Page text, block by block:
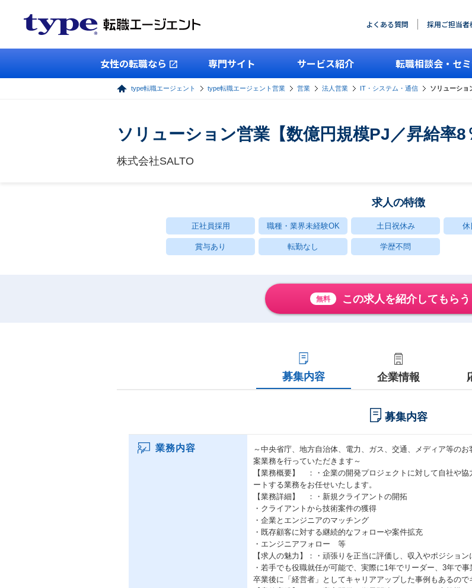
よくある質問 採用ご担当者
女性の転職なら 専門サイト サービス紹介 転職相談会・セ
type転職エージェント type転職エージェント営業 営業 法人営業 IT・システム・通信 ソリューショ
ソリューション営業【数億円規模PJ／昇給率8
株式会社SALTO
求人の特徴
正社員採用 職種・業界未経験OK 土日祝休み 休
賞与あり 転勤なし 学歴不問
無料 この求人を紹介してもらう
募集内容 企業情報
募集内容
業務内容
～中央省庁、地方自治体、電力、ガス、交通、メディア等の
案業務を行っていただきます～
【業務概要】 ：・企業の開発プロジェクトに対して自社や
ートする業務をお任せいたします。
【業務詳細】 ：・新規クライアントの開拓
・クライアントから技術案件の獲得
・企業とエンジニアのマッチング
・既存顧客に対する継続的なフォローや案件拡充
・エンジニアフォロー 等
【求人の魅力】：・頑張りを正当に評価し、収入やポジション
・若手でも役職就任が可能で、実際に1年でリーダー、3年で
卒業後に「経営者」としてキャリアアップした事例もあるので